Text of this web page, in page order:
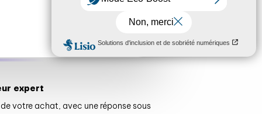
ACHETEURS
expert
votre achat, avec une réponse sous